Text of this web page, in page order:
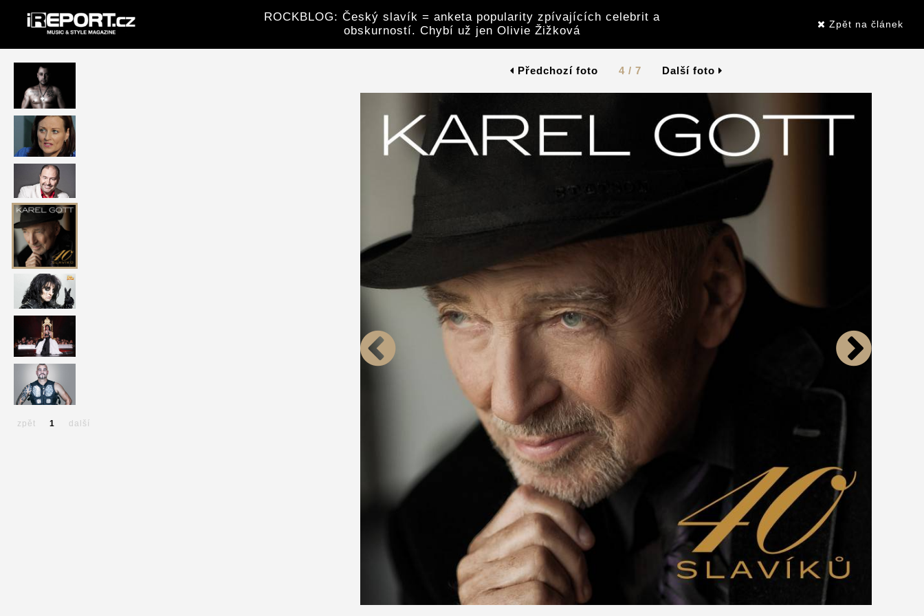
ROCKBLOG: Český slavík = anketa popularity zpívajících celebrit a
obskurností. Chybí už jen Olivie Žižková
Zpět na článek
Předchozí foto 4 / 7 Další foto
zpět 1 další